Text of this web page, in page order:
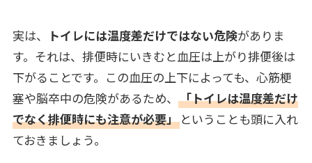
実は、 トイレには温度差だけではない危険がありま
す。それは、排便時にいきむと血圧は上がり排便後は
下がることです。この血圧の上下によっても、心筋梗
塞や脳卒中の危険があるため、 「トイレは温度差だけ
でなく排便時にも注意が必要」ということも頭に入れ
ておきましょう。